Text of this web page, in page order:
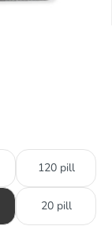
120 pill
20 pill